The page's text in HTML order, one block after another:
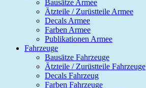
Bausätze Armee
Ätzteile / Zurüstteile Armee
Decals Armee
Farben Armee
Publikationen Armee
Fahrzeuge
Bausätze Fahrzeuge
Ätzteile / Zurüstteile Fahrzeuge
Decals Fahrzeug
Farben Fahrzeuge